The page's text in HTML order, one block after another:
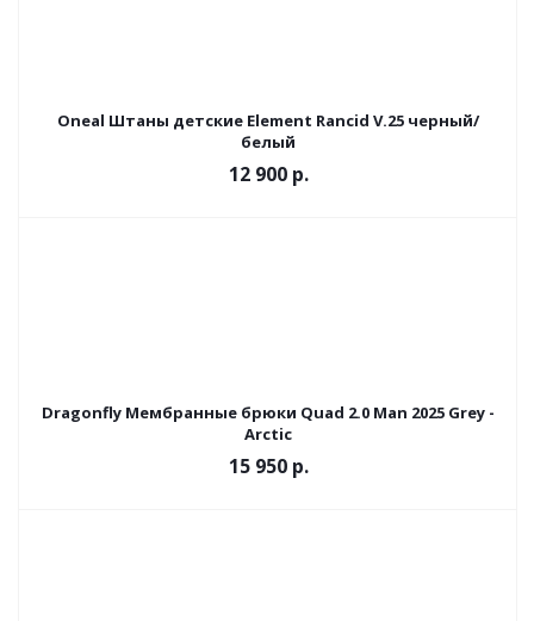
Oneal Штаны детские Element Rancid V.25 черный/
белый
12 900 р.
Dragonfly Мембранные брюки Quad 2.0 Man 2025 Grey -
Arctic
15 950 р.